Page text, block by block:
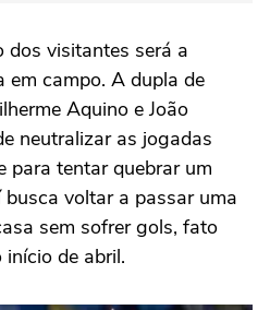
dos visitantes será a
em campo. A dupla de
Aquino e João
neutralizar as jogadas
para tentar quebrar um
voltar a passar uma
sem sofrer gols, fato
início de abril.